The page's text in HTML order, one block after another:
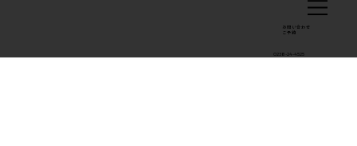
0238-24-4525
お問い合わせ
​ご予約